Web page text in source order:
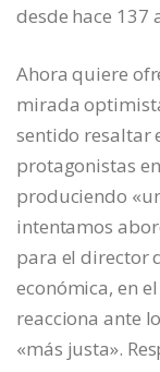
desde hace 137
Ahora quiere
mirada
sentido resaltar
protagonistas
produciendo
intentamos
para el director
económica, en
reacciona ante
«más justa».